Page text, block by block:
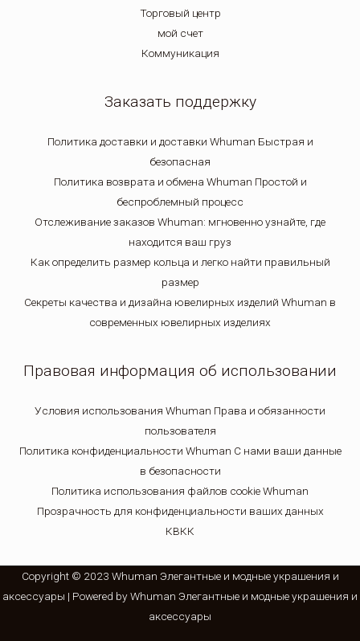
Торговый центр
мой счет
Коммуникация
Заказать поддержку
Политика доставки и доставки Whuman Быстрая и
безопасная
Политика возврата и обмена Whuman Простой и
беспроблемный процесс
Отслеживание заказов Whuman: мгновенно узнайте, где
находится ваш груз
Как определить размер кольца и легко найти правильный
размер
Секреты качества и дизайна ювелирных изделий Whuman в
современных ювелирных изделиях
Правовая информация об использовании
Условия использования Whuman Права и обязанности
пользователя
Политика конфиденциальности Whuman С нами ваши данные
в безопасности
Политика использования файлов cookie Whuman
Прозрачность для конфиденциальности ваших данных
КВКК
Copyright © 2023 Whuman Элегантные и модные украшения и
аксессуары | Powered by Whuman Элегантные и модные украшения и
аксессуары